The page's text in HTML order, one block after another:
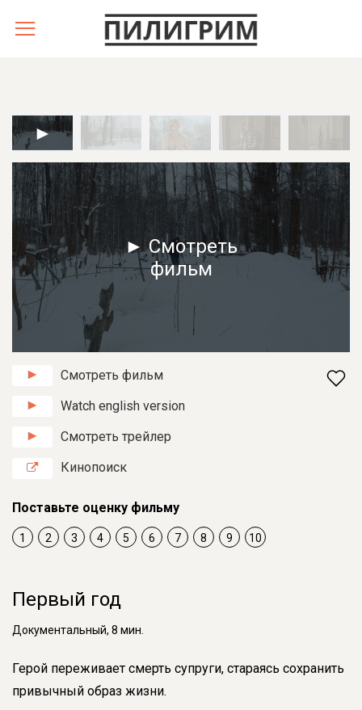
► Смотреть
фильм
Смотреть фильм
Watch english version
Смотреть трейлер
Кинопоиск
Поставьте оценку фильму
1 2 3 4 5 6 7 8 9 10
Первый год
Документальный, 8 мин.
Герой переживает смерть супруги, стараясь сохранить
привычный образ жизни.